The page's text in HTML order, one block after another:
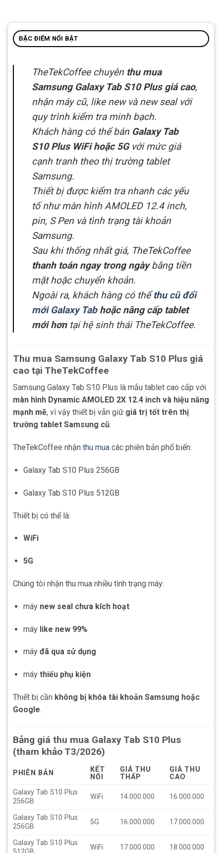
ĐẶC ĐIỂM NỔI BẬT
TheTekCoffee chuyên thu mua
Samsung Galaxy Tab S10 Plus giá cao,
nhận máy cũ, like new và new seal với
quy trình kiểm tra minh bạch.
Khách hàng có thể bán Galaxy Tab
S10 Plus WiFi hoặc 5Gvới mức giá
cạnh tranh theo thị trường tablet
Samsung.
Thiết bị được kiểm tra nhanh các yếu
tố như màn hình AMOLED 12.4 inch,
pin, S Pen và tình trạng tài khoản
Samsung.
Sau khi thống nhất giá, TheTekCoffee
thanh toán ngay trong ngàybằng tiền
mặt hoặc chuyển khoản.
Ngoài ra, khách hàng có thểthu cũ đổi
mới Galaxy Tabhoặc nâng cấp tablet
mới hơntại hệ sinh thái TheTekCoffee.
Thu mua Samsung Galaxy Tab S10 Plus giá
cao tại TheTekCoffee
Samsung Galaxy Tab S10 Plus là mẫu tablet cao cấp với
màn hình Dynamic AMOLED 2X 12.4 inch và hiệu năng
mạnh mẽ, vì vậy thiết bị vẫn giữ giá trị tốt trên thị
trường tablet Samsung cũ.
TheTekCoffee nhận thu mua các phiên bản phổ biến:
Galaxy Tab S10 Plus 256GB
Galaxy Tab S10 Plus 512GB
Thiết bị có thể là:
WiFi
5G
Chúng tôi nhận thu mua nhiều tình trạng máy:
máy new seal chưa kích hoạt
máy like new 99%
máy đã qua sử dụng
máy thiếu phụ kiện
Thiết bị cần không bị khóa tài khoản Samsung hoặc
Google.
Bảng giá thu mua Galaxy Tab S10 Plus
(tham khảo T3/2026)
PHIÊN BẢN
KẾT
NỐI
GIÁ THU
THẤP
GIÁ THU
CAO
Galaxy Tab S10 Plus
256GB
WiFi 14.000.000 16.000.000
Galaxy Tab S10 Plus
256GB
5G 16.000.000 17.000.000
Galaxy Tab S10 Plus
WiFi 17.000.000 18.000.000